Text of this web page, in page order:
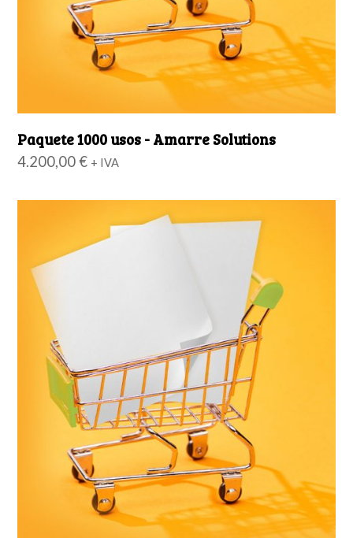
Paquete 1000 usos - Amarre Solutions
4.200,00€ + IVA